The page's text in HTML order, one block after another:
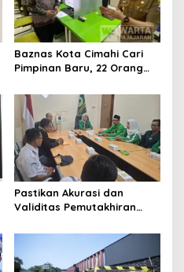
Baznas Kota Cimahi Cari
Pimpinan Baru, 22 Orang
Pastikan Akurasi dan
Validitas Pemutakhiran
Cimahi Lakukan